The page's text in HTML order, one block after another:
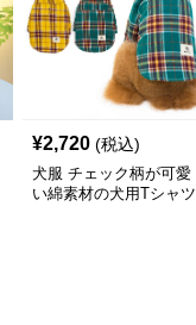
¥2,720 (税込)
犬服 チェック柄が可愛
い綿素材の犬用Tシャツ